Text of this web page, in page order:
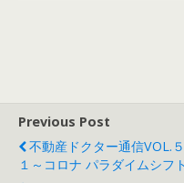
Previous Post
不動産ドクター通信VOL.５
１～コロナ パラダイムシフト